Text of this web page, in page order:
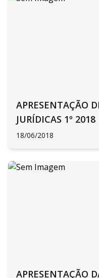
APRESENTAÇÃO
JURÍDICAS 1º 2018
18/06/2018
APRESENTAÇÃO